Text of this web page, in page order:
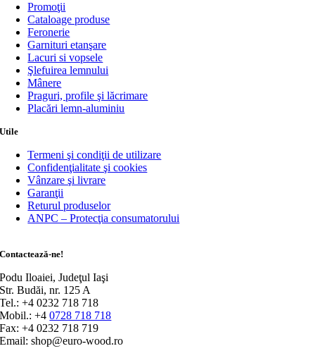
Promoţii
Cataloage produse
Feronerie
Garnituri etanşare
Lacuri si vopsele
Şlefuirea lemnului
Mânere
Praguri, profile şi lăcrimare
Placări lemn-aluminiu
Utile
Termeni şi condiţii de utilizare
Confidenţialitate şi cookies
Vânzare şi livrare
Garanţii
Returul produselor
ANPC – Protecţia consumatorului
Contactează-ne!
Podu Iloaiei, Judeţul Iaşi
Str. Budăi, nr. 125 A
Tel.: +4 0232 718 718
Mobil.: +40728 718 718
Fax: +4 0232 718 719
Email: shop@euro-wood.ro